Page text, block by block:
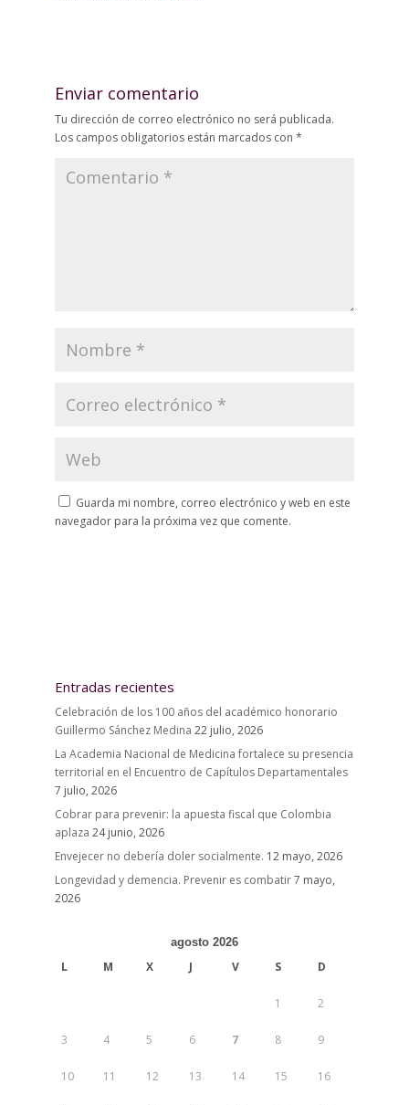
Enviar comentario
Tu dirección de correo electrónico no será publicada.
Los campos obligatorios están marcados con *
Guarda mi nombre, correo electrónico y web en este
navegador para la próxima vez que comente.
Entradas recientes
Celebración de los 100 años del académico honorario
Guillermo Sánchez Medina 22 julio, 2026
La Academia Nacional de Medicina fortalece su presencia
territorial en el Encuentro de Capítulos Departamentales
7 julio, 2026
Cobrar para prevenir: la apuesta fiscal que Colombia
aplaza 24 junio, 2026
Envejecer no debería doler socialmente. 12 mayo, 2026
Longevidad y demencia. Prevenir es combatir7 mayo,
2026
agosto 2026
L M X J V S D
1 2
3 4 5 6 7 8 9
10 11 12 13 14 15 16